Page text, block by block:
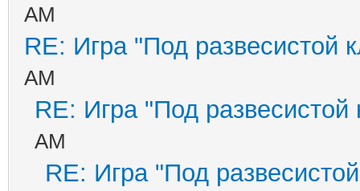
AM
RE: Игра "Под развесистой
AM
RE: Игра "Под развесистой
AM
RE: Игра "Под